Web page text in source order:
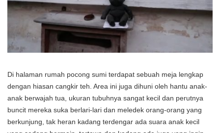
Di halaman rumah pocong sumi terdapat sebuah meja lengkap
dengan hiasan cangkir teh. Area ini juga dihuni oleh hantu anak-
anak berwajah tua, ukuran tubuhnya sangat kecil dan perutnya
buncit mereka suka berlari-lari dan meledek orang-orang yang
berkunjung, tak heran kadang terdengar ada suara anak kecil